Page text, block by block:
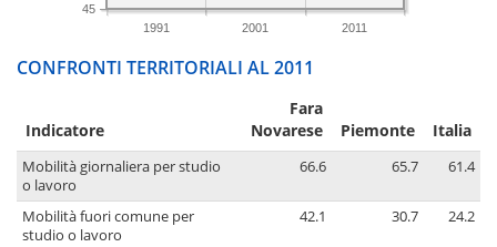
1991 2001 2011
45
CONFRONTI TERRITORIALI AL 2011
Indicatore
Fara
Novarese
Piemonte Italia
Mobilità giornaliera per studio
o lavoro
66.6 65.7 61.4
Mobilità fuori comune per
studio o lavoro
42.1 30.7 24.2